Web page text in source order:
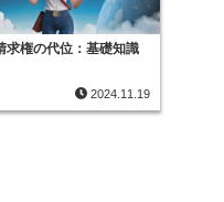
求権の代位：基礎知識
2024.11.19